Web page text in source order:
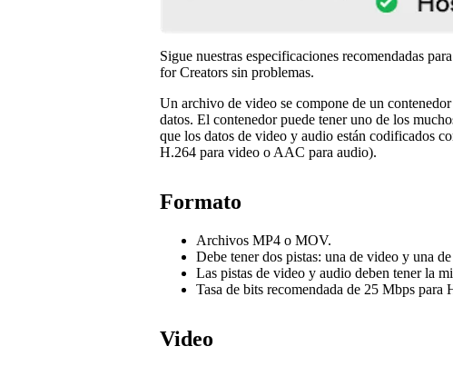
Sigue nuestras especificaciones recomendadas
for Creators sin problemas.
Un archivo de video se compone de un
datos. El contenedor puede tener uno de los
que los datos de video y audio están codificados
H.264 para video o AAC para audio).
Formato
Archivos MP4 o MOV.
Debe tener dos pistas: una de video y una
Las pistas de video y audio deben tener la
Tasa de bits recomendada de 25 Mbps
Video